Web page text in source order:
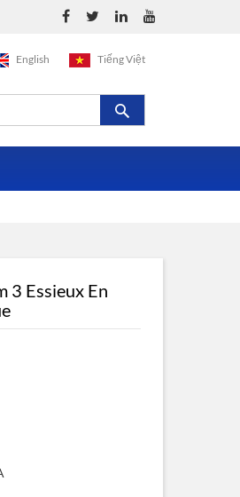
English Tiếng Việt
3 Essieux En